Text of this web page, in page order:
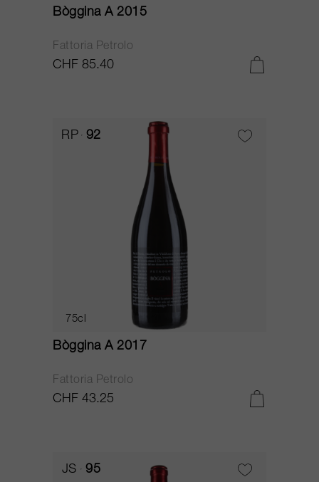
Bòggina A 2015
Fattoria Petrolo
CHF 85.40
RP 92
75cl
Bòggina A 2017
Fattoria Petrolo
CHF 43.25
JS 95